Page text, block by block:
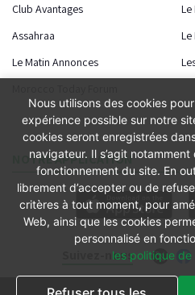
Suivez-nous
Club Avantages
Le
Assahraa
Le
Le Matin Annonces
NOTRE APPLICATION
Nous utilisons des cookies
expérience possible sur notre
cookies seront enregistrées
navigateur. Il s’agit
fonctionnement du site. En
librement d’accepter ou de
critères à tout moment, pour
Web, ainsi que les cookies
personnalisé en
les politique